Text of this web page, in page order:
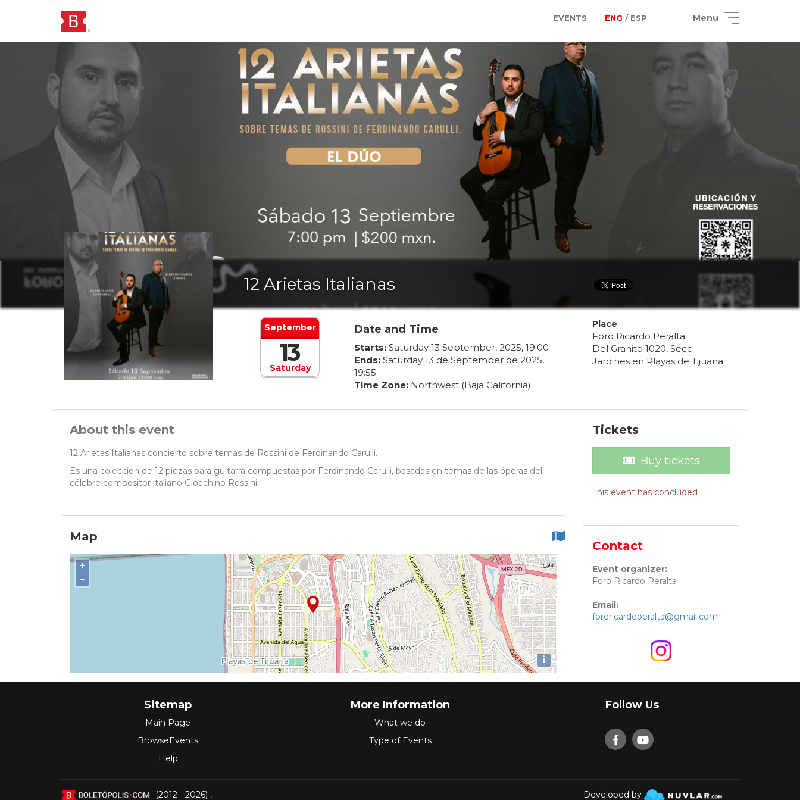
EVENTS ENG / ESP Menu
12 Arietas Italianas
Saturday
September
13
Date and Time
Starts: Saturday 13 September, 2025, 19:00
Ends: Saturday 13 de Septemberde 2025,
19:55
Time Zone: Northwest (Baja California)
Place
Foro Ricardo Peralta
Del Granito 1020, Secc.
Jardines en Playas de Tijuana
About this event
12 Arietas Italianas concierto sobre temas de Rossini de Ferdinando Carulli.
Es una colección de 12 piezas para guitarra compuestas por Ferdinando Carulli, basadas en temas de las óperas del
célebre compositor italiano Gioachino Rossini.
Map
+
−
i
Tickets
Buy tickets
This event has concluded
Contact
Event organizer:
Foro Ricardo Peralta
Email:
fororicardoperalta@gmail.com
Sitemap
Main Page
BrowseEvents
Help
More Information
What we do
Type of Events
Follow Us
(2012 - 2026) , Developed by